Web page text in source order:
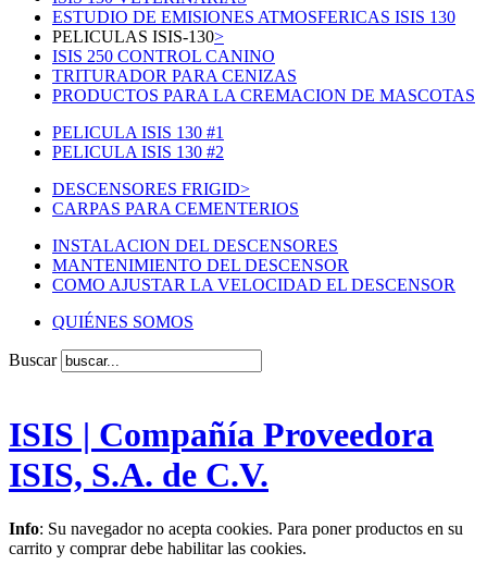
ESTUDIO DE EMISIONES ATMOSFERICAS ISIS 130
PELICULAS ISIS-130>
ISIS 250 CONTROL CANINO
TRITURADOR PARA CENIZAS
PRODUCTOS PARA LA CREMACION DE MASCOTAS
PELICULA ISIS 130 #1
PELICULA ISIS 130 #2
DESCENSORES FRIGID>
CARPAS PARA CEMENTERIOS
INSTALACION DEL DESCENSORES
MANTENIMIENTO DEL DESCENSOR
COMO AJUSTAR LA VELOCIDAD EL DESCENSOR
QUIÉNES SOMOS
Buscar
ISIS | Compañía Proveedora
ISIS, S.A. de C.V.
Info: Su navegador no acepta cookies. Para poner productos en su
carrito y comprar debe habilitar las cookies.